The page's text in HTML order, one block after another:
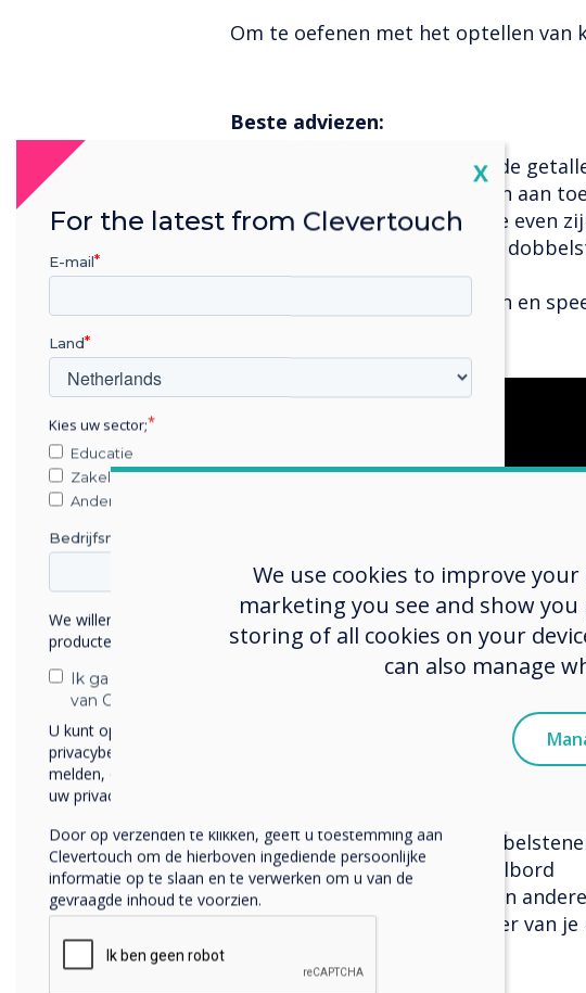
Om te oefenen met het optellen van
Beste adviezen:
Praat met uw kind over de
waar ze aan beide kanten aan
getallen oneven en welke even
Oefen het gooien van de
de punten
Gooi elk een dobbelsteen en
Verander het aantal
Gebruik een groter speelbord
Maak het dobbelbord een
misschien de eerste letter van je
We use cookies to improve
marketing you see and show you
storing of all cookies on your
can also manage
Close
X
For the latest from Clevertouch
E-mail
Land
Kies uw sector;
Educatie
Zakelijke dienstverlening
Anders
Bedrijfsnaam
We willen graag contact met u opnemen over onze
producten en diensten (via e-mail, telefoon of post).
Ik ga ermee akkoord om berichten te ontvangen
van Clevertouch.
U kunt op elk moment afmelden voor berichten. Bekijk ons
privacybeleid voor meer informatie over hoe je af te
melden, onze privacypraktijken en hoe we ons inzetten om
uw privacy te beschermen en respecteren.
Door op verzenden te klikken, geeft u toestemming aan
Clevertouch om de hierboven ingediende persoonlijke
informatie op te slaan en te verwerken om u van de
gevraagde inhoud te voorzien.